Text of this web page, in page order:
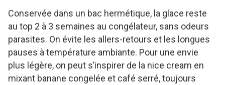
Conservée dans un bac hermétique, la glace reste
au top 2 à 3 semaines au congélateur, sans odeurs
parasites. On évite les allers-retours et les longues
pauses à température ambiante. Pour une envie
plus légère, on peut s’inspirer de la nice cream en
mixant banane congelée et café serré, toujours